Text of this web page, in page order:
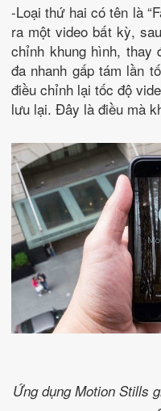
-Loại thứ hai có tên là
ra một video bất kỳ,
chỉnh khung hình, thay
đa nhanh gấp tám lần
điều chỉnh lại tốc độ
lưu lại. Đây là điều mà
Ứng dụng Motion Stills